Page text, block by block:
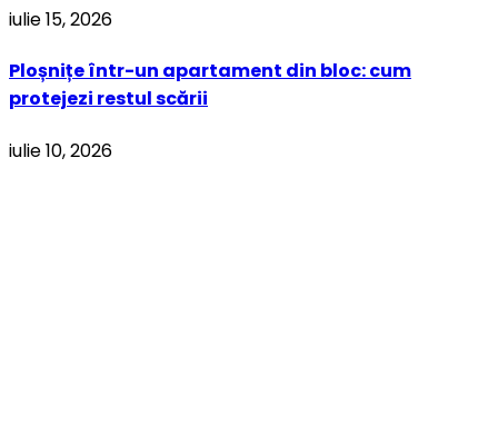
iulie 15, 2026
Ploșnițe într-un apartament din bloc: cum
protejezi restul scării
iulie 10, 2026